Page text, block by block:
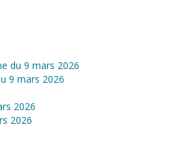
du 9 mars 2026
9 mars 2026
2026
2026